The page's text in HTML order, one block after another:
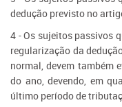
dedução previsto no
4 - Os sujeitos passivos
regularização da
normal, devem também
do ano, devendo, em
último período de